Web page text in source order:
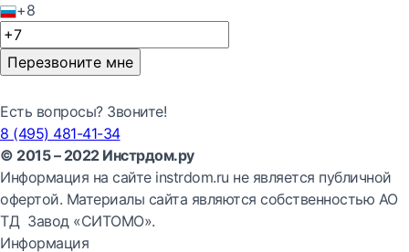
+8
Перезвоните мне
Есть вопросы? Звоните!
8 (495) 481-41-34
© 2015 – 2022 Инстрдом.ру
Информация на сайте instrdom.ru не является публичной
офертой. Материалы сайта являются собственностью АО
ТД Завод «СИТОМО».
Информация